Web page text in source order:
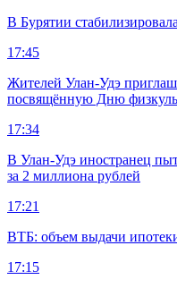
В Бурятии
17:45
Жителей Улан-Удэ
посвящённую Дню
17:34
В Улан-Удэ иностранец
за 2 миллиона рублей
17:21
ВТБ: объем выдачи
17:15